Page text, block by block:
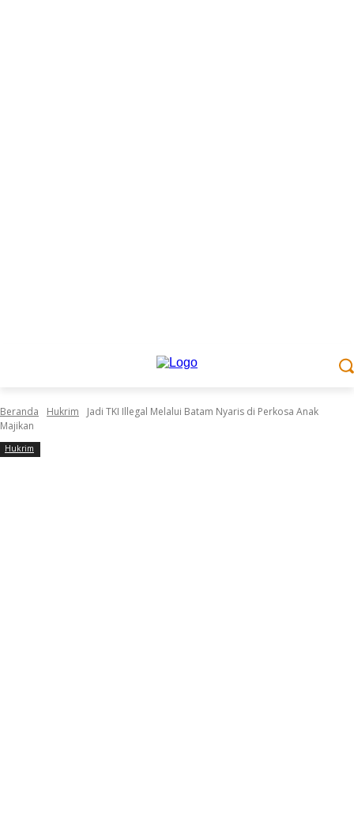
Beranda Hukrim
Jadi TKI Illegal Melalui Batam Nyaris di Perkosa Anak
Majikan
Hukrim